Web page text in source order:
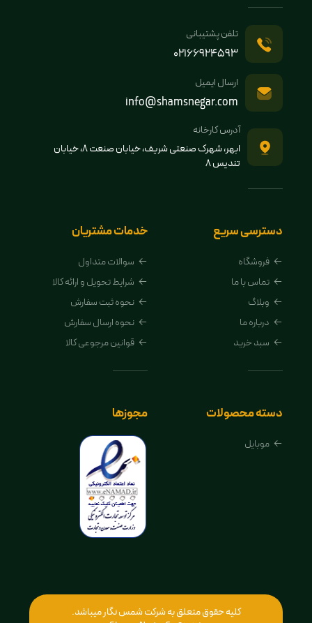
تلفن پشتیبانی
02166924593
ارسال ایمیل
info@shamsnegar.com
آدرس کارخانه
ابهر، شهرک صنعتی شریف، خیابان صنعت 8، خیابان
تندیس 8
دسترسی سریع
فروشگاه
تماس با ما
وبلاگ
درباره ما
سبد خرید
خدمات مشتریان
سوالات متداول
شرایط تحویل و ارائه کالا
نحوه ثبت سفارش
نحوه ارسال سفارش
قوانین مرجوعی کالا
دسته محصولات
موبایل
مجوزها
کلیه حقوق متعلق به شرکت شمس نگار میباشد.